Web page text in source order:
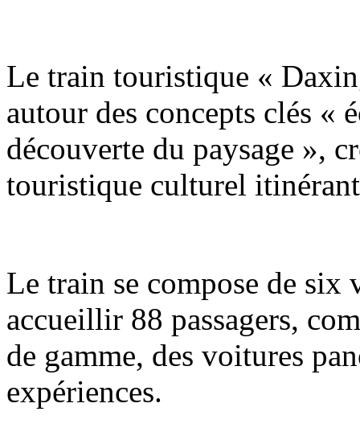
Le train touristique «
autour des concepts clés «
découverte du paysage »,
touristique culturel
Le train se compose de six
accueillir 88 passagers,
de gamme, des voitures
expériences.